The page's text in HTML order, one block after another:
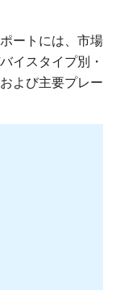
ートには、市場
イスタイプ別・
よび主要プレー